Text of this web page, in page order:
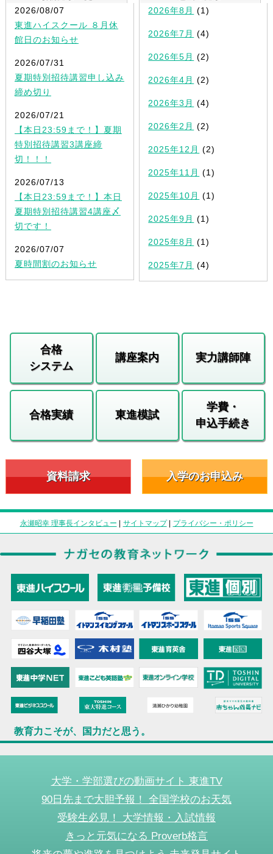
2026/08/07
東進ハイスクール ８月休
館日のお知らせ
2026/07/31
夏期特別招待講習申し込み
締め切り
2026/07/21
【本日23:59まで！】夏期
特別招待講習3講座締
切！！！
2026/07/13
【本日23:59まで！】本日
夏期特別招待講習4講座〆
切です！
2026/07/07
夏時間割のお知らせ
2026年8月 (1)
2026年7月 (4)
2026年5月 (2)
2026年4月 (2)
2026年3月 (4)
2026年2月 (2)
2025年12月 (2)
2025年11月 (1)
2025年10月 (1)
2025年9月 (1)
2025年8月 (1)
2025年7月 (4)
合格
システム
講座案内 実力講師陣
合格実績 東進模試
学費・
申込手続き
資料請求 入学のお申込み
永瀬昭幸 理事長インタビュー | サイトマップ| プライバシー・ポリシー
教育力こそが、国力だと思う。
大学・学部選びの動画サイト 東進TV
90日先まで大胆予報！ 全国学校のお天気
受験生必見！ 大学情報・入試情報
きっと元気になる Proverb格言